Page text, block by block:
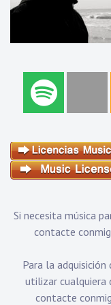
Si necesita música
contacte
Para la
utilizar cualquiera
contacte